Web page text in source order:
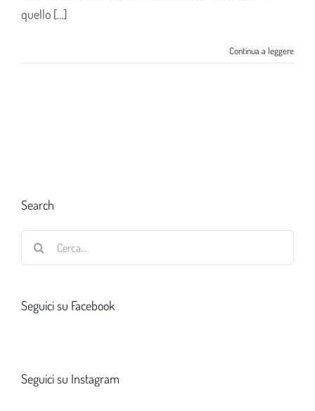
quello [...]
Continua a leggere
Search
Seguici su Facebook
Seguici su Instagram